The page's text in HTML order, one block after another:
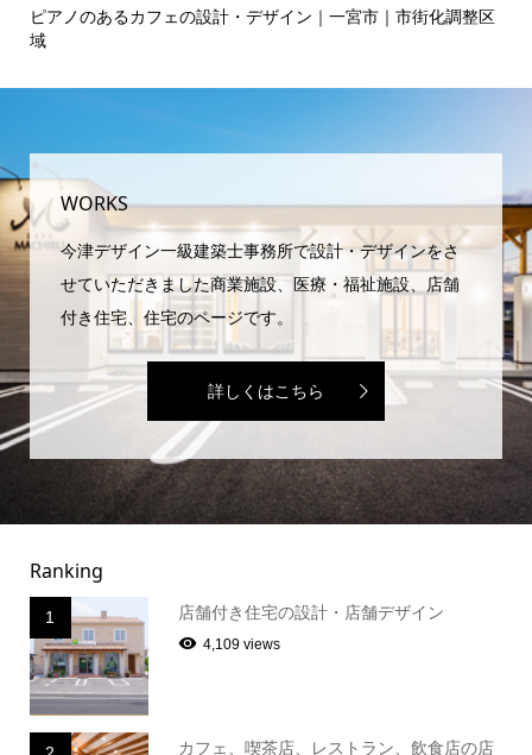
ピアノのあるカフェの設計・デザイン｜一宮市｜市街化調整区
域
WORKS
今津デザイン一級建築士事務所で設計・デザインをさ
せていただきました商業施設、医療・福祉施設、店舗
付き住宅、住宅のページです。
詳しくはこちら
Ranking
1 店舗付き住宅の設計・店舗デザイン
4,109 views
カフェ、喫茶店、レストラン、飲食店の店